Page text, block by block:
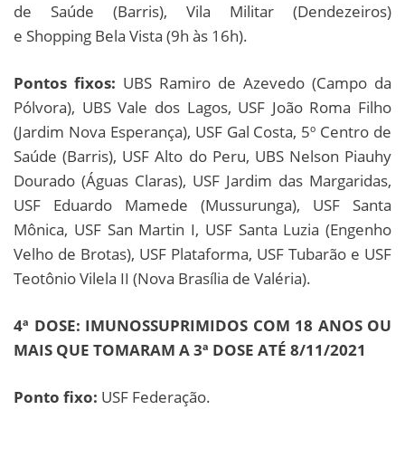
de Saúde (Barris), Vila Militar (Dendezeiros)
e Shopping Bela Vista (9h às 16h).
Pontos fixos: UBS Ramiro de Azevedo (Campo da
Pólvora), UBS Vale dos Lagos, USF João Roma Filho
(Jardim Nova Esperança), USF Gal Costa, 5º Centro de
Saúde (Barris), USF Alto do Peru, UBS Nelson Piauhy
Dourado (Águas Claras), USF Jardim das Margaridas,
USF Eduardo Mamede (Mussurunga), USF Santa
Mônica, USF San Martin I, USF Santa Luzia (Engenho
Velho de Brotas), USF Plataforma, USF Tubarão e USF
Teotônio Vilela II (Nova Brasília de Valéria).
4ª DOSE: IMUNOSSUPRIMIDOS COM 18 ANOS OU
MAIS QUE TOMARAM A 3ª DOSE ATÉ 8/11/2021
Ponto fixo: USF Federação.